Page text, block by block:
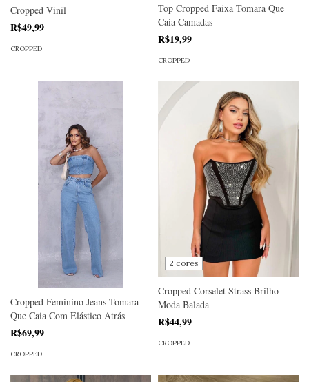
Cropped Vinil
R$49,99
CROPPED
Top Cropped Faixa Tomara Que
Caia Camadas
R$19,99
CROPPED
Cropped Feminino Jeans Tomara
Que Caia Com Elástico Atrás
R$69,99
CROPPED
2 cores
Cropped Corselet Strass Brilho
Moda Balada
R$44,99
CROPPED